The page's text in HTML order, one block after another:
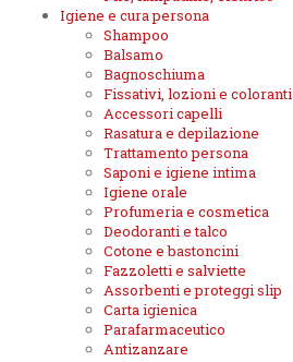
Igiene e cura persona
Shampoo
Balsamo
Bagnoschiuma
Fissativi, lozioni e coloranti
Accessori capelli
Rasatura e depilazione
Trattamento persona
Saponi e igiene intima
Igiene orale
Profumeria e cosmetica
Deodoranti e talco
Cotone e bastoncini
Fazzoletti e salviette
Assorbenti e proteggi slip
Carta igienica
Parafarmaceutico
Antizanzare